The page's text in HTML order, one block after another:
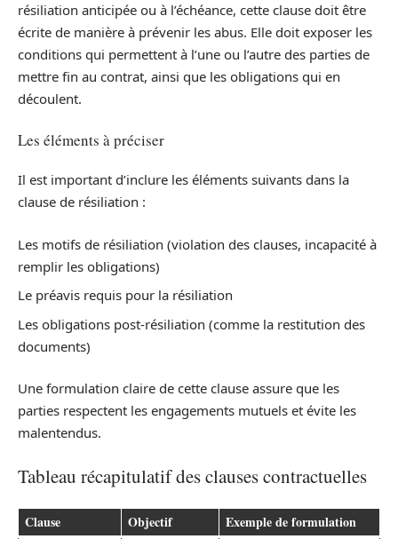
résiliation anticipée ou à l’échéance, cette clause doit être
écrite de manière à prévenir les abus. Elle doit exposer les
conditions qui permettent à l’une ou l’autre des parties de
mettre fin au contrat, ainsi que les obligations qui en
découlent.
Les éléments à préciser
Il est important d’inclure les éléments suivants dans la
clause de résiliation :
Les motifs de résiliation (violation des clauses, incapacité à
remplir les obligations)
Le préavis requis pour la résiliation
Les obligations post-résiliation (comme la restitution des
documents)
Une formulation claire de cette clause assure que les
parties respectent les engagements mutuels et évite les
malentendus.
Tableau récapitulatif des clauses contractuelles
Clause Objectif Exemple de formulation